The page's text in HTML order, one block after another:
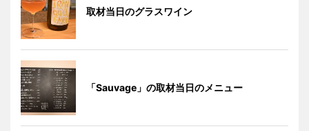
取材当日のグラスワイン
「Sauvage」の取材当日のメニュー